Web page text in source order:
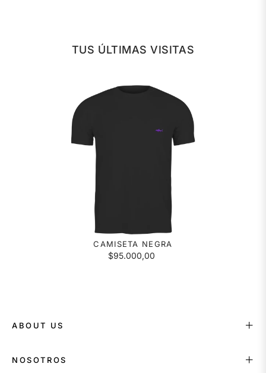
TUS ÚLTIMAS VISITAS
CAMISETA NEGRA
$95.000,00
ABOUT US
NOSOTROS